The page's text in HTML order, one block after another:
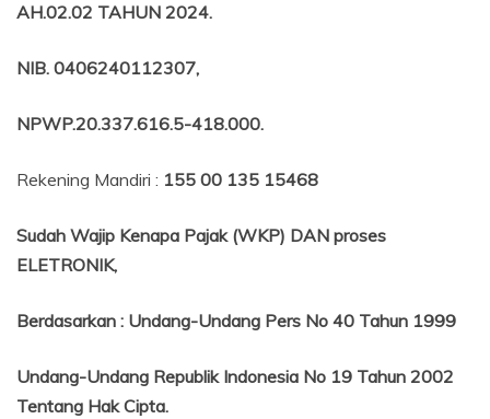
AH.02.02 TAHUN 2024.
NIB. 0406240112307,
NPWP.20.337.616.5-418.000.
Rekening Mandiri : 155 00 135 15468
Sudah Wajip Kenapa Pajak (WKP) DAN proses
ELETRONIK,
Berdasarkan : Undang-Undang Pers No 40 Tahun 1999
Undang-Undang Republik Indonesia No 19 Tahun 2002
Tentang Hak Cipta.